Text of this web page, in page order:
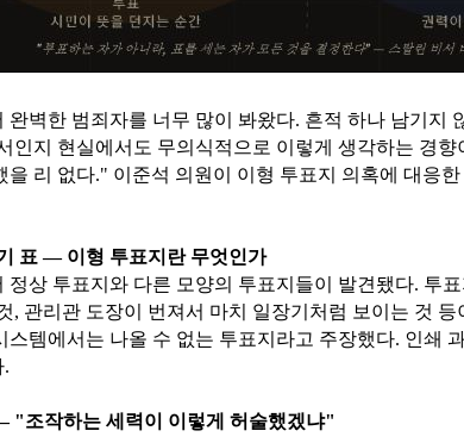
완벽한 범죄자를 너무 많이 봐왔다. 흔적 하나 남기지
인지 현실에서도 무의식적으로 이렇게 생각하는 경
을 리 없다." 이준석 의원이 이형 투표지 의혹에 대응
표 — 이형 투표지란 무엇인가
정상 투표지와 다른 모양의 투표지들이 발견됐다. 투
, 관리관 도장이 번져서 마치 일장기처럼 보이는 것
스템에서는 나올 수 없는 투표지라고 주장했다. 인쇄
.
"조작하는 세력이 이렇게 허술했겠냐"